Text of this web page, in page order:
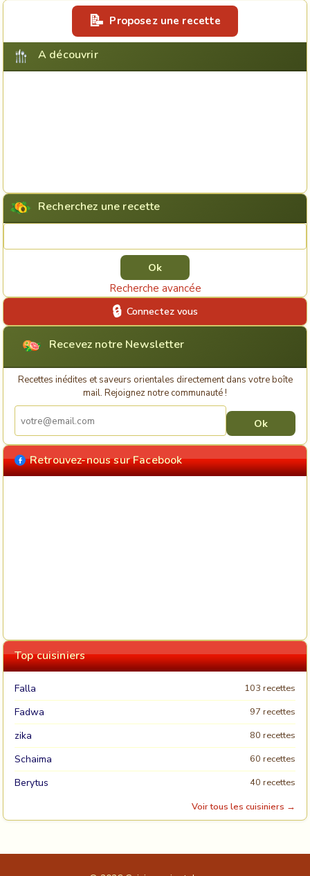
Proposez une recette
A découvrir
Recherchez une recette
Recherche avancée
Connectez vous
Recevez notre Newsletter
Recettes inédites et saveurs orientales directement dans votre boîte
mail. Rejoignez notre communauté !
Retrouvez-nous sur Facebook
Top cuisiniers
Falla 103 recettes
Fadwa 97 recettes
zika 80 recettes
Schaima 60 recettes
Berytus
40 recettes
Voir tous les cuisiniers →